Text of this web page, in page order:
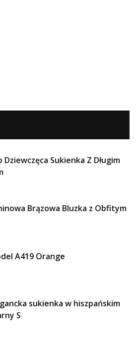
Dziewczęca Sukienka Z Długim
Brązowa Bluzka z Obfitym
A419 Orange
sukienka w hiszpańskim
S